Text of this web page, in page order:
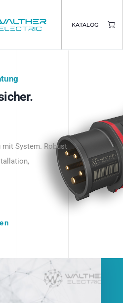
KATALOG
hier.
mit System. Robust
und